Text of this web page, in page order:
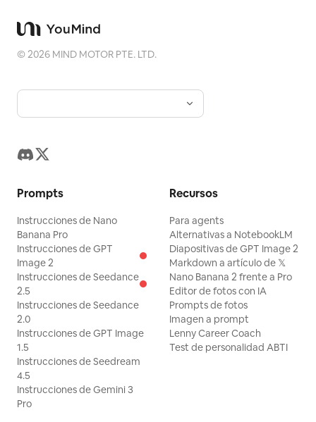
©2026 MIND MOTOR PTE. LTD.
Prompts
Instrucciones de Nano
Banana Pro
Instrucciones de GPT
Image 2
Instrucciones de Seedance
2.5
Instrucciones de Seedance
2.0
Instrucciones de GPT Image
1.5
Instrucciones de Seedream
4.5
Instrucciones de Gemini 3
Pro
Recursos
Para agents
Alternativas a NotebookLM
Diapositivas de GPT Image 2
Markdown a artículo de 𝕏
Nano Banana 2 frente a Pro
Editor de fotos con IA
Prompts de fotos
Imagen a prompt
Lenny Career Coach
Test de personalidad ABTI